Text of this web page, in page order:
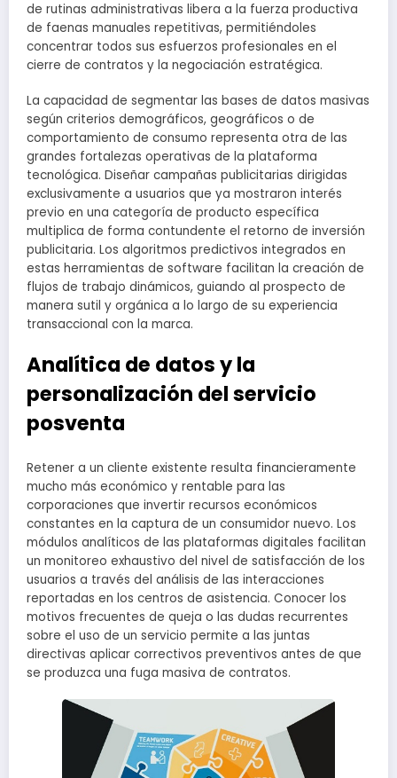
de rutinas administrativas libera a la fuerza productiva
de faenas manuales repetitivas, permitiéndoles
concentrar todos sus esfuerzos profesionales en el
cierre de contratos y la negociación estratégica.
La capacidad de segmentar las bases de datos masivas
según criterios demográficos, geográficos o de
comportamiento de consumo representa otra de las
grandes fortalezas operativas de la plataforma
tecnológica. Diseñar campañas publicitarias dirigidas
exclusivamente a usuarios que ya mostraron interés
previo en una categoría de producto específica
multiplica de forma contundente el retorno de inversión
publicitaria. Los algoritmos predictivos integrados en
estas herramientas de software facilitan la creación de
flujos de trabajo dinámicos, guiando al prospecto de
manera sutil y orgánica a lo largo de su experiencia
transaccional con la marca.
Analítica de datos y la
personalización del servicio
posventa
Retener a un cliente existente resulta financieramente
mucho más económico y rentable para las
corporaciones que invertir recursos económicos
constantes en la captura de un consumidor nuevo. Los
módulos analíticos de las plataformas digitales facilitan
un monitoreo exhaustivo del nivel de satisfacción de los
usuarios a través del análisis de las interacciones
reportadas en los centros de asistencia. Conocer los
motivos frecuentes de queja o las dudas recurrentes
sobre el uso de un servicio permite a las juntas
directivas aplicar correctivos preventivos antes de que
se produzca una fuga masiva de contratos.